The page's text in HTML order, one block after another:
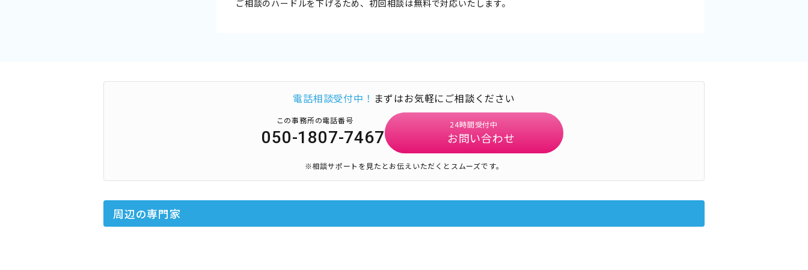
ご相談のハードルを下げるため、初回相談は無料で対応いたします。
電話相談受付中！ まずはお気軽にご相談ください
この事務所の電話番号
050-1807-7467
24時間受付中
お問い合わせ
※相談サポートを見たとお伝えいただくとスムーズです。
周辺の専門家